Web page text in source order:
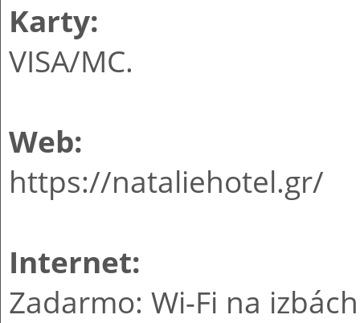
Karty:
VISA/MC.
Web:
https://nataliehotel.gr/
Internet:
Zadarmo: Wi-Fi na